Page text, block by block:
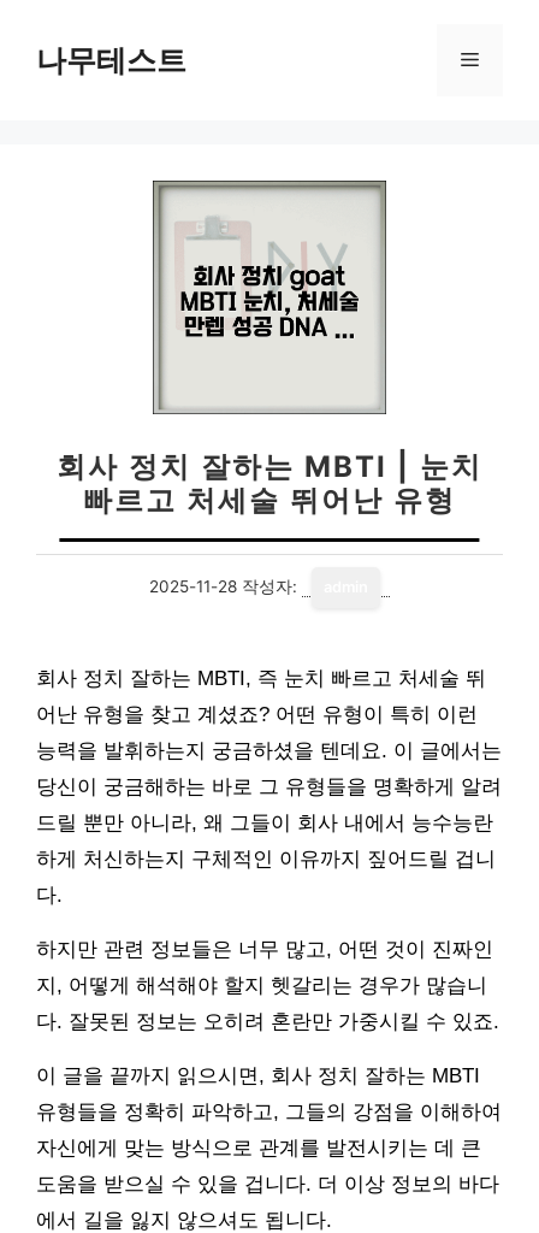
나무테스트 메
회사 정치 잘하는 MBTI | 눈치
빠르고 처세술 뛰어난 유형
2025-11-28 작성자:
회사 정치 잘하는 MBTI, 즉 눈치 빠르고 처세술 뛰
어난 유형을 찾고 계셨죠? 어떤 유형이 특히 이런
능력을 발휘하는지 궁금하셨을 텐데요. 이 글에서는
당신이 궁금해하는 바로 그 유형들을 명확하게 알려
드릴 뿐만 아니라, 왜 그들이 회사 내에서 능수능란
하게 처신하는지 구체적인 이유까지 짚어드릴 겁니
다.
하지만 관련 정보들은 너무 많고, 어떤 것이 진짜인
지, 어떻게 해석해야 할지 헷갈리는 경우가 많습니
다. 잘못된 정보는 오히려 혼란만 가중시킬 수 있죠.
이 글을 끝까지 읽으시면, 회사 정치 잘하는 MBTI
유형들을 정확히 파악하고, 그들의 강점을 이해하여
자신에게 맞는 방식으로 관계를 발전시키는 데 큰
도움을 받으실 수 있을 겁니다. 더 이상 정보의 바다
에서 길을 잃지 않으셔도 됩니다.